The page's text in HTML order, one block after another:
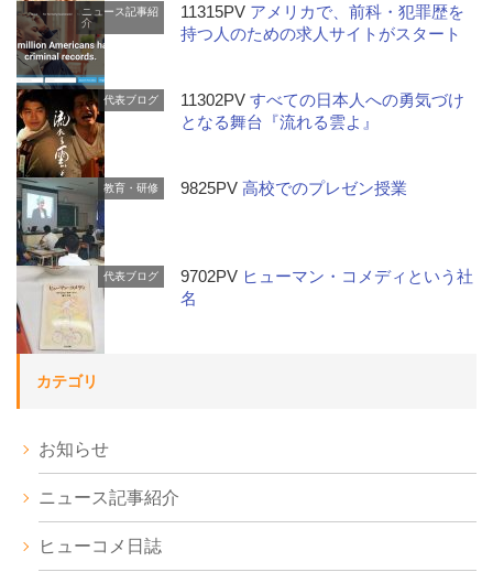
ニュース記事紹
介
11315PV アメリカで、前科・犯罪歴を
持つ人のための求人サイトがスタート
代表ブログ 11302PVすべての日本人への勇気づけ
となる舞台『流れる雲よ』
教育・研修 9825PV高校でのプレゼン授業
代表ブログ 9702PV ヒューマン・コメディという社
名
カテゴリ
お知らせ
ニュース記事紹介
ヒューコメ日誌